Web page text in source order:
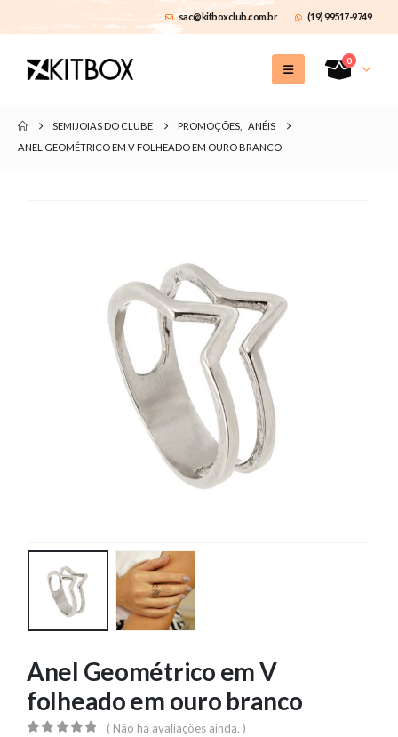
sac@kitboxclub.com.br (19) 99517-9749
0
SEMIJOIAS DO CLUBE PROMOÇÕES
ANÉIS
ANEL GEOMÉTRICO EM V FOLHEADO EM OURO BRANCO
Anel Geométrico em V
folheado em ouro branco
( Não há avaliações ainda. )